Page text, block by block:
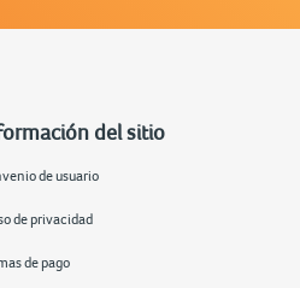
del sitio
de usuario
de privacidad
de pago